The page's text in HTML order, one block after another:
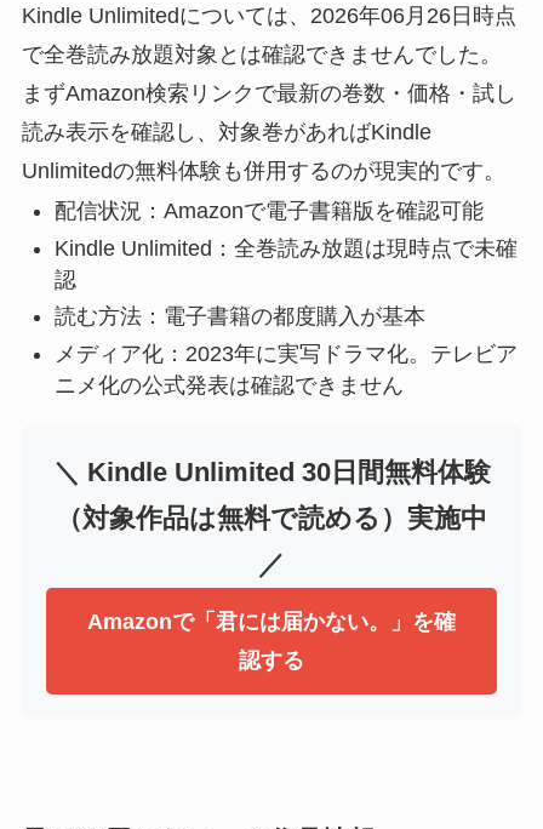
Kindle Unlimitedについては、2026年06月26日時点
で全巻読み放題対象とは確認できませんでした。
まずAmazon検索リンクで最新の巻数・価格・試し
読み表示を確認し、対象巻があればKindle
Unlimitedの無料体験も併用するのが現実的です。
配信状況：Amazonで電子書籍版を確認可能
Kindle Unlimited：全巻読み放題は現時点で未確
認
読む方法：電子書籍の都度購入が基本
メディア化：2023年に実写ドラマ化。テレビア
ニメ化の公式発表は確認できません
＼ Kindle Unlimited 30日間無料体験
（対象作品は無料で読める）実施中
／
Amazonで「君には届かない。」を確
認する